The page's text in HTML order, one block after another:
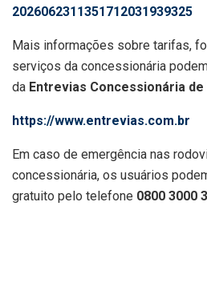
2026062311351712031939325
Mais informações sobre tarifas,
serviços da concessionária
da Entrevias Concessionária de
https://www.entrevias.com.br
Em caso de emergência nas
concessionária, os usuários
gratuito pelo telefone 0800 3000